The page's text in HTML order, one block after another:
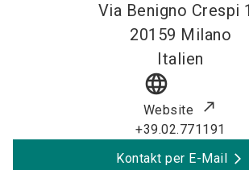
Via Benigno Crespi
20159 Milano
Italien
language
Website
+39.02.771191
Kontakt per E-Mail